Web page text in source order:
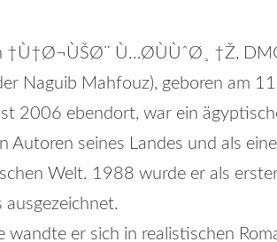
†Ù†Ø¬ÙŠØ¨ Ù…Ø­ÙÙˆØ¸ †Ž,
Naguib Mahfouz), geboren am
2006 ebendort, war ein
Autoren seines Landes und als
Welt. 1988 wurde er als
wandte er sich in realistischen